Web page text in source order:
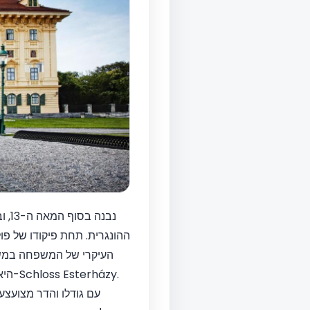
ההונגרית. תחת פיקודו של
עם גודלו והדר